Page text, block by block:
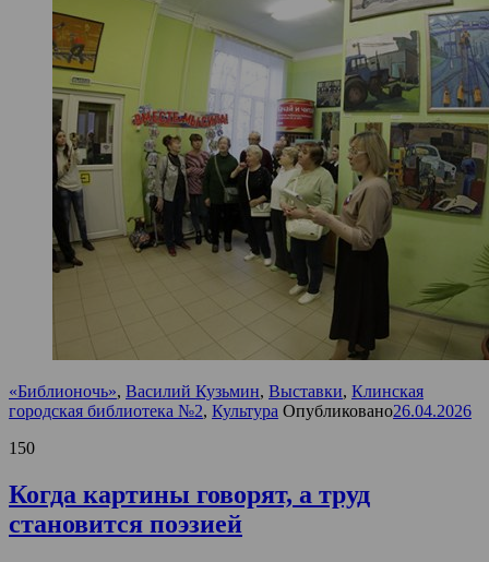
«Библионочь», Василий Кузьмин, Выставки, Клинская
городская библиотека №2, Культура Опубликовано26.04.2026
150
Когда картины говорят, а труд
становится поэзией